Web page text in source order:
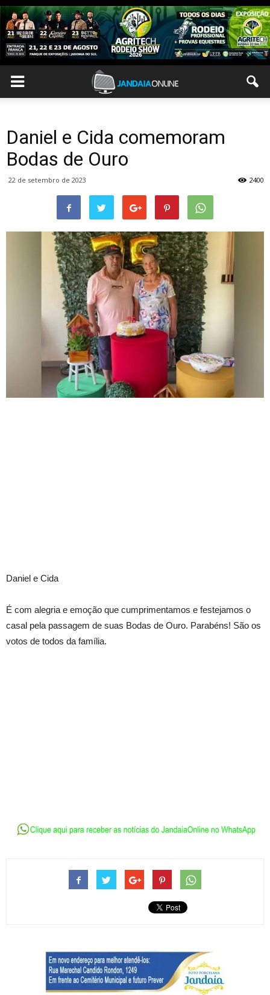
Daniel e Cida comemoram
Bodas de Ouro
22 de setembro de 2023 2400
Daniel e Cida
É com alegria e emoção que cumprimentamos e festejamos o
casal pela passagem de suas Bodas de Ouro. Parabéns! São os
votos de todos da família.